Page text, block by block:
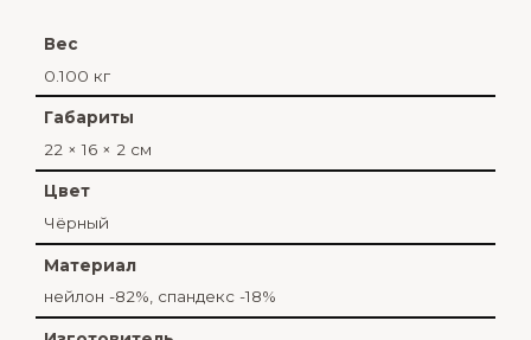
Вес
0.100 кг
Габариты
22 × 16 × 2 см
Цвет
Чёрный
Материал
нейлон -82%, спандекс -18%